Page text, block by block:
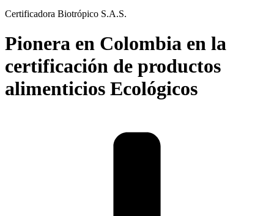
Certificadora Biotrópico S.A.S.
Pionera en Colombia en la
certificación de productos
alimenticios Ecológicos